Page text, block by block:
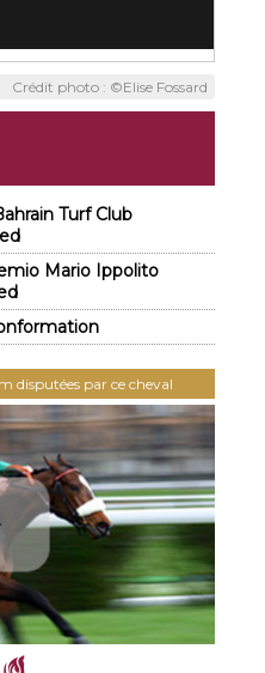
Crédit photo : ©Elise Fossard
Turf Club
Mario Ippolito
disputées par ce cheval